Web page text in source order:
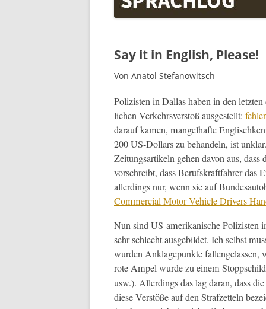
Say it in English, Please!
Von Anatol Stefanowitsch
Polizis­ten in Dal­las haben in den
lichen Verkehrsver­stoß aus­gestellt:
darauf kamen, man­gel­hafte
200 US-Dol­lars zu behan­deln, ist
Zeitungsar­tikeln gehen davon aus,
vorschreibt, dass Beruf­skraft­fahrer das
allerd­ings nur, wenn sie auf
Com­mer­cial Motor Vehi­cle Dri­vers
Nun sind US-amerikanis­che Polizis­ten
sehr schlecht aus­ge­bildet. Ich selb­st
wur­den Anklagepunk­te fal­l­en­ge­lassen,
rote Ampel wurde zu einem
usw.). Allerd­ings das lag daran, dass
diese Ver­stöße auf den Strafzetteln